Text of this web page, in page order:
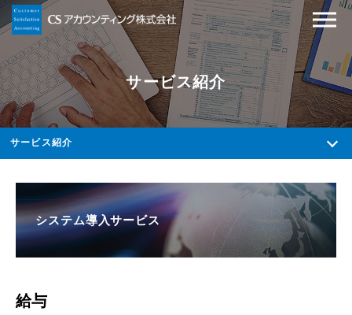
サービス紹介
サービス紹介
システム導入サービス
給与